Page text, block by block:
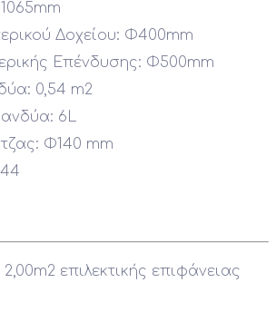
Δοχείου: Φ400mm
Επένδυσης: Φ500mm
0,54 m2
6L
Φ140 mm
2,00m2 επιλεκτικής επιφάνειας